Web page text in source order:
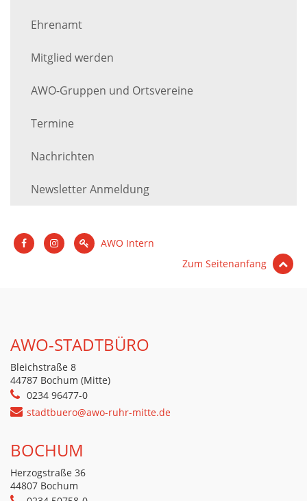
Ehrenamt
Mitglied werden
AWO-Gruppen und Ortsvereine
Termine
Nachrichten
Newsletter Anmeldung
AWO Intern
Zum Seitenanfang
AWO-STADTBÜRO
Bleichstraße 8
44787 Bochum (Mitte)
0234 96477-0
stadtbuero@awo-ruhr-mitte.de
BOCHUM
Herzogstraße 36
44807 Bochum